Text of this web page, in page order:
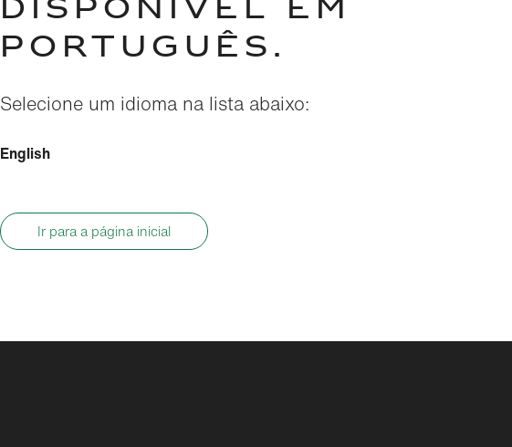
DISPONÍVEL EM
PORTUGUÊS.
Selecione um idioma na lista abaixo:
English
Ir para a página inicial